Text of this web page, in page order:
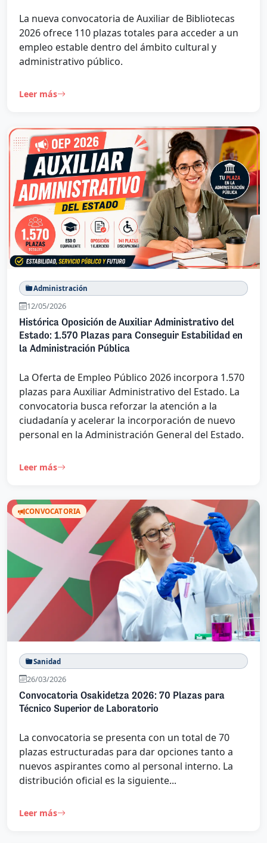
La nueva convocatoria de Auxiliar de Bibliotecas
2026 ofrece 110 plazas totales para acceder a un
empleo estable dentro del ámbito cultural y
administrativo público.
Leer más
Administración
12/05/2026
Histórica Oposición de Auxiliar Administrativo del
Estado: 1.570 Plazas para Conseguir Estabilidad en
la Administración Pública
La Oferta de Empleo Público 2026 incorpora 1.570
plazas para Auxiliar Administrativo del Estado. La
convocatoria busca reforzar la atención a la
ciudadanía y acelerar la incorporación de nuevo
personal en la Administración General del Estado.
Leer más
CONVOCATORIA
Sanidad
26/03/2026
Convocatoria Osakidetza 2026: 70 Plazas para
Técnico Superior de Laboratorio
La convocatoria se presenta con un total de 70
plazas estructuradas para dar opciones tanto a
nuevos aspirantes como al personal interno. La
distribución oficial es la siguiente...
Leer más